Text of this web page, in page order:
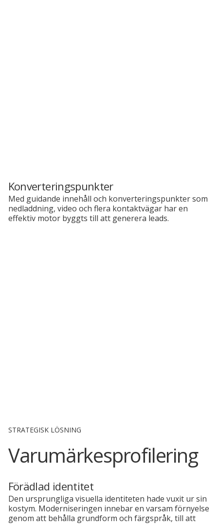
Konverteringspunkter
Med guidande innehåll och konverteringspunkter som
nedladdning, video och flera kontaktvägar har en
effektiv motor byggts till att generera leads.
STRATEGISK LÖSNING
Varumärkesprofilering
Förädlad identitet
Den ursprungliga visuella identiteten hade vuxit ur sin
kostym. Moderniseringen innebar en varsam förnyelse
genom att behålla grundform och färgspråk, till att